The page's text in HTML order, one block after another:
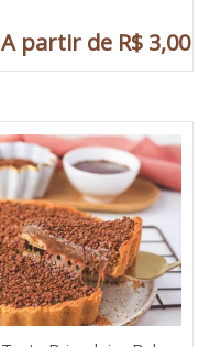
A partir de R$ 3,00